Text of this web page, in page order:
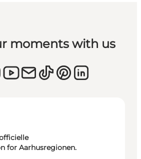
moments with us
for Aarhusregionen.